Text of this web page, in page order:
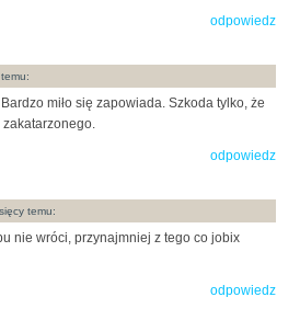
odpowiedz
miło się zapowiada. Szkoda tylko, że
zakatarzonego.
odpowiedz
temu:
nie wróci, przynajmniej z tego co jobix
odpowiedz